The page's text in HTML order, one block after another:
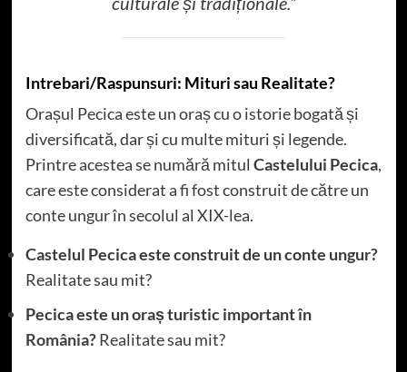
Intrebari/Raspunsuri: Mituri sau Realitate?
Orașul Pecica este un oraș cu o istorie bogată și
diversificată, dar și cu multe mituri și legende.
Printre acestea se numără mitul Castelului Pecica,
care este considerat a fi fost construit de către un
conte ungur în secolul al XIX-lea.
Castelul Pecica este construit de un conte ungur?
Realitate sau mit?
Pecica este un oraș turistic important în
România?Realitate sau mit?